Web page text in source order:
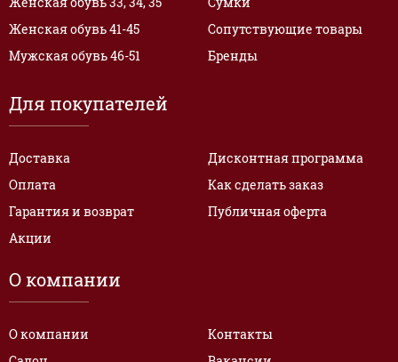
Женская обувь 41-45
Мужская обувь 46-51
Сопутствующие товары
Бренды
Для покупателей
Доставка
Оплата
Гарантия и возврат
Акции
Дисконтная программа
Как сделать заказ
Публичная оферта
О компании
О компании
Контакты